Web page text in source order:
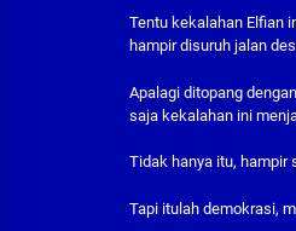
Tentu kekalahan Elfian
hampir disuruh jalan
Apalagi ditopang
saja kekalahan ini
Tidak hanya itu, hampir
Tapi itulah demokrasi,